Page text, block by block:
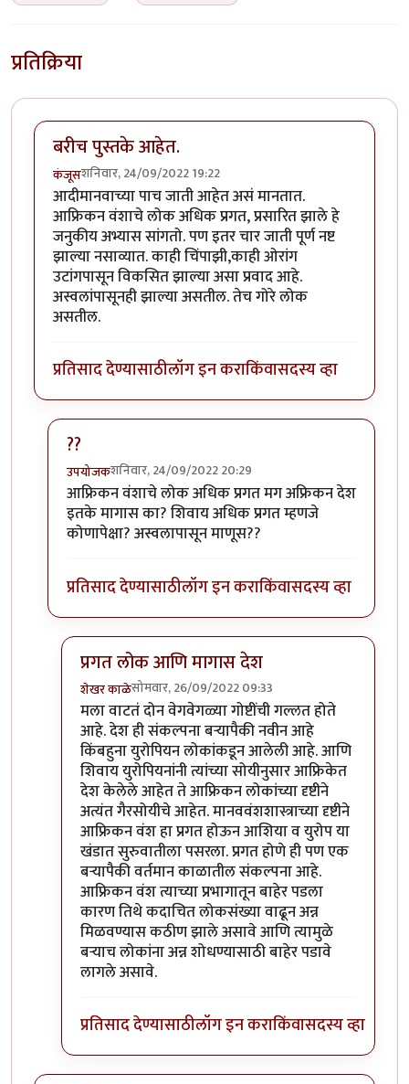
प्रतिक्रिया
बरीच पुस्तके आहेत.
कंजूसशनिवार, 24/09/2022 19:22
आदीमानवाच्या पाच जाती आहेत असं मानतात.
आफ्रिकन वंशाचे लोक अधिक प्रगत, प्रसारित झाले हे
जनुकीय अभ्यास सांगतो. पण इतर चार जाती पूर्ण नष्ट
झाल्या नसाव्यात. काही चिंपाझी,काही ओरांग
उटांगपासून विकसित झाल्या असा प्रवाद आहे.
अस्वलांपासूनही झाल्या असतील. तेच गोरे लोक
असतील.
प्रतिसाद देण्यासाठीलॉग इन कराकिंवासदस्य व्हा
??
उपयोजकशनिवार, 24/09/2022 20:29
In reply toबरीच पुस्तके आहेत.byकंजूस
आफ्रिकन वंशाचे लोक अधिक प्रगत मग अफ्रिकन देश
इतके मागास का? शिवाय अधिक प्रगत म्हणजे
कोणापेक्षा? अस्वलापासून माणूस??
प्रतिसाद देण्यासाठीलॉग इन कराकिंवासदस्य व्हा
प्रगत लोक आणि मागास देश
शेखर काळेसोमवार, 26/09/2022 09:33
In reply to??byउपयोजक
मला वाटतं दोन वेगवेगळ्या गोष्टींची गल्लत होते
आहे. देश ही संकल्पना बऱ्यापैकी नवीन आहे
किंबहुना युरोपियन लोकांकडून आलेली आहे. आणि
शिवाय युरोपियनांनी त्यांच्या सोयीनुसार आफ्रिकेत
देश केलेले आहेत ते आफ्रिकन लोकांच्या दृष्टीने
अत्यंत गैरसोयीचे आहेत. मानववंशशास्त्राच्या दृष्टीने
आफ्रिकन वंश हा प्रगत होऊन आशिया व युरोप या
खंडात सुरुवातीला पसरला. प्रगत होणे ही पण एक
बऱ्यापैकी वर्तमान काळातील संकल्पना आहे.
आफ्रिकन वंश त्याच्या प्रभागातून बाहेर पडला
कारण तिथे कदाचित लोकसंख्या वाढून अन्न
मिळवण्यास कठीण झाले असावे आणि त्यामुळे
बऱ्याच लोकांना अन्न शोधण्यासाठी बाहेर पडावे
लागले असावे.
प्रतिसाद देण्यासाठीलॉग इन कराकिंवासदस्य व्हा